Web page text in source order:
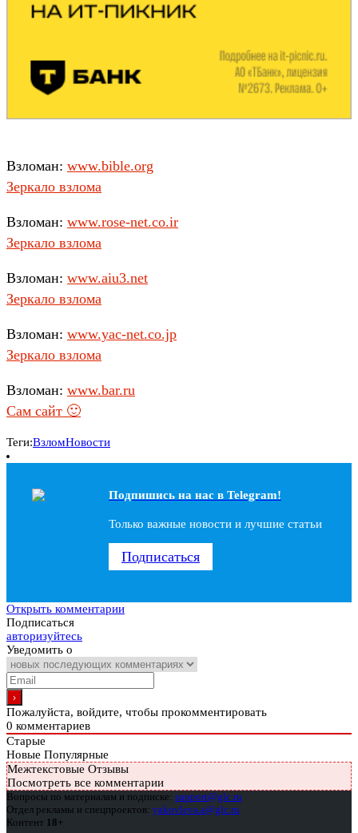
Взломан: www.bible.org
Зеркало взлома
Взломан: www.rose-net.co.ir
Зеркало взлома
Взломан: www.aiu3.net
Зеркало взлома
Взломан: www.yac-net.co.jp
Зеркало взлома
Взломан: www.bar.ru
Сам сайт 🙂
Теги:ВзломНовости
Подпишись на наc в Telegram!
Только важные новости и лучшие статьи
Подписаться
Открыть комментарии
Подписаться
авторизуйтесь
Уведомить о
Пожалуйста, войдите, чтобы прокомментировать
0 комментариев
Старые
Новые Популярные
Межтекстовые Отзывы
Посмотреть все комментарии
Вопросы по материалам и подписке: support@glc.ru
Отдел рекламы и спецпроектов: yakovleva.a@glc.ru
Контент 18+